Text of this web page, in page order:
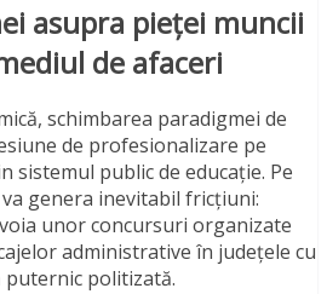
asupra pieței muncii
de afaceri
schimbarea paradigmei de
de profesionalizare pe
sistemul public de educație. Pe
genera inevitabil fricțiuni:
unor concursuri organizate
administrative în județele cu
politizată.